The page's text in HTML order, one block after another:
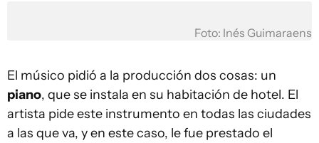
Foto: Inés Guimaraens
El músico pidió a la producción dos cosas: un
piano, que se instala en su habitación de hotel. El
artista pide este instrumento en todas las ciudades
a las que va, y en este caso, le fue prestado el